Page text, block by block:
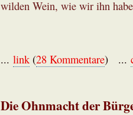
wilden Wein, wie wir ihn
... link (28 Kommentare) ...
Die Ohnmacht der